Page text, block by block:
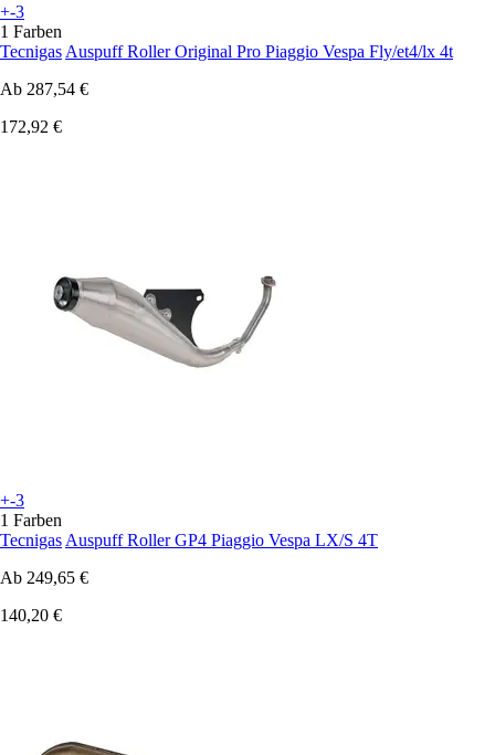
+-3
1 Farben
Tecnigas Auspuff Roller Original Pro Piaggio Vespa Fly/et4/lx 4t
Ab 287,54 €
172,92 €
+-3
1 Farben
Tecnigas Auspuff Roller GP4 Piaggio Vespa LX/S 4T
Ab 249,65 €
140,20 €